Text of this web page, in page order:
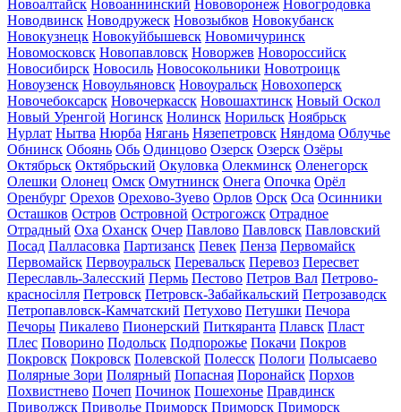
Новоалтайск Новоаннинский Нововоронеж Новогродовка
Новодвинск Новодружеск Новозыбков Новокубанск
Новокузнецк Новокуйбышевск Новомичуринск
Новомосковск Новопавловск Новоржев Новороссийск
Новосибирск Новосиль Новосокольники Новотроицк
Новоузенск Новоульяновск Новоуральск Новохоперск
Новочебоксарск Новочеркасск Новошахтинск Новый Оскол
Новый Уренгой Ногинск Нолинск Норильск Ноябрьск
Нурлат Нытва Нюрба Нягань Нязепетровск Няндома Облучье
Обнинск Обоянь Обь Одинцово Озерск Озерск Озёры
Октябрьск Октябрьский Окуловка Олекминск Оленегорск
Олешки Олонец Омск Омутнинск Онега Опочка Орёл
Оренбург Орехов Орехово-Зуево Орлов Орск Оса Осинники
Осташков Остров Островной Острогожск Отрадное
Отрадный Оха Оханск Очер Павлово Павловск Павловский
Посад Палласовка Партизанск Певек Пенза Первомайск
Первомайск Первоуральск Перевальск Перевоз Пересвет
Переславль-Залесский Пермь Пестово Петров Вал Петрово-
красносілля Петровск Петровск-Забайкальский Петрозаводск
Петропавловск-Камчатский Петухово Петушки Печора
Печоры Пикалево Пионерский Питкяранта Плавск Пласт
Плес Поворино Подольск Подпорожье Покачи Покров
Покровск Покровск Полевской Полесск Пологи Полысаево
Полярные Зори Полярный Попасная Поронайск Порхов
Похвистнево Почеп Починок Пошехонье Правдинск
Приволжск Приволье Приморск Приморск Приморск